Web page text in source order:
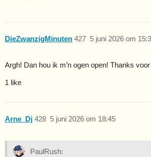
DieZwanzigMinuten 5 juni 2026 om
427
Argh! Dan hou ik m’n ogen open! Thanks
1 like
Arne_Dj 5 juni 2026 om 18:45
428
PaulRush: